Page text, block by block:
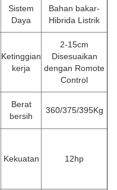
Sistem
Daya
Bahan bakar-
Hibrida Listrik
Ketinggian
kerja
2-15cm
Disesuaikan
dengan Romote
Control
Berat
bersih
360/375/395Kg
Kekuatan 12hp